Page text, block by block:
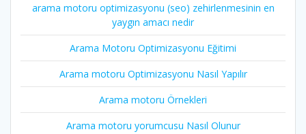
arama motoru optimizasyonu (seo) zehirlenmesinin en
yaygın amacı nedir
Arama Motoru Optimizasyonu Eğitimi
Arama motoru Optimizasyonu Nasıl Yapılır
Arama motoru Örnekleri
Arama motoru yorumcusu Nasıl Olunur